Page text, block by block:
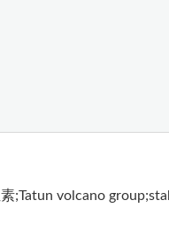
;Tatun volcano